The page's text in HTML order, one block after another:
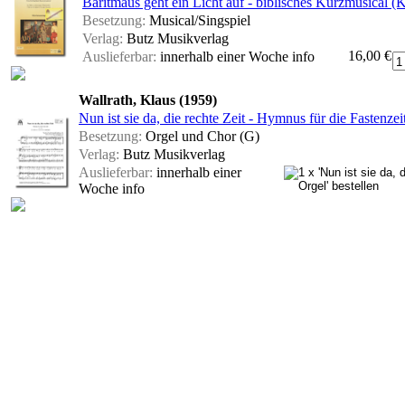
Besetzung: Musical/Singspiel
Verlag: Butz Musikverlag
Auslieferbar: innerhalb einer Woche info 16,00 €
Wallrath, Klaus (1959)
Nun ist sie da, die rechte Zeit - Hymnus für die
Besetzung: Orgel und Chor (G)
Verlag: Butz Musikverlag
Auslieferbar: innerhalb einer
Woche info